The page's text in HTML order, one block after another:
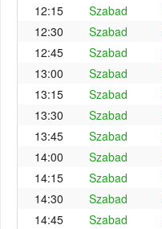
12:15
Szabad
12:30
Szabad
12:45
Szabad
13:00
Szabad
13:15
Szabad
13:30
Szabad
13:45
Szabad
14:00
Szabad
14:15
Szabad
14:30
Szabad
14:45
Szabad